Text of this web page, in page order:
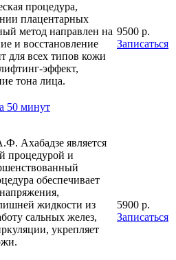
процедура,
плацентарных
метод направлен на
и восстановление
для всех типов кожи
эффект,
тона лица.
9500 р.
Записаться
50 минут
Ахабадзе является
процедурой и
обеспечивает
жидкости из
сальных желез,
укрепляет
5900 р.
Записаться